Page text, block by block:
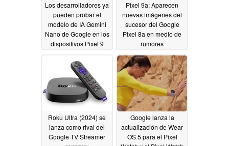
Los desarrolladores ya
pueden probar el
modelo de IA Gemini
Nano de Google en los
dispositivos Pixel 9
Pixel 9a: Aparecen
nuevas imágenes del
sucesor del Google
Pixel 8a en medio de
rumores
contradictorios sobre
su fecha de
lanzamiento10/01/2024
Roku Ultra (2024) se
lanza como rival del
Google TV Streamer
Google lanza la
actualización de Wear
OS 5 para el Pixel